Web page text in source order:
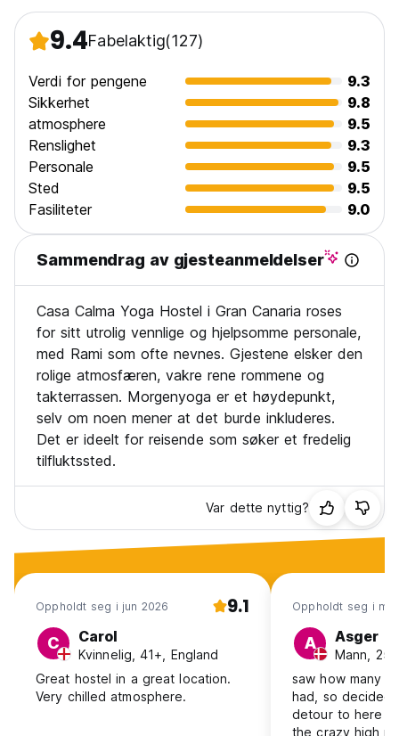
9.4Fabelaktig(127)
Verdi for pengene
9.3
Sikkerhet
9.8
atmosphere
9.5
Renslighet
9.3
Personale
9.5
Sted
9.5
Fasiliteter
9.0
Sammendrag av gjesteanmeldelser
Casa Calma Yoga Hostel i Gran Canaria roses
for sitt utrolig vennlige og hjelpsomme personale,
med Rami som ofte nevnes. Gjestene elsker den
rolige atmosfæren, vakre rene rommene og
takterrassen. Morgenyoga er et høydepunkt,
selv om noen mener at det burde inkluderes.
Det er ideelt for reisende som søker et fredelig
tilfluktssted.
Var dette nyttig?
Oppholdt seg i jun 2026 9.1
C Carol
Kvinnelig, 41+, England
Great hostel in a great location.
Very chilled atmosphere.
Oppholdt seg i
A Asger
Mann,
saw how many
had, so decided
detour to here
the crazy high